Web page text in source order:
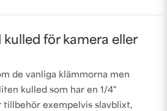
kulled för kamera eller
de vanliga klämmorna men
kulled som har en 1/4"
tillbehör exempelvis slavblixt,